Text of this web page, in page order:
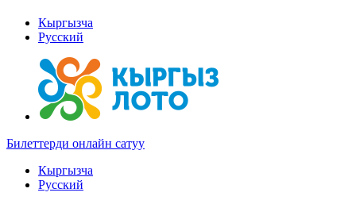
Кыргызча
Русский
Билеттерди онлайн сатуу
Кыргызча
Русский